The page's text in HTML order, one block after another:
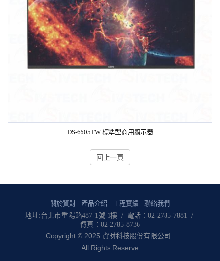
DS-6505TW 標準型商用顯示器
回上一頁
關於資財 產品介紹 工程實績 聯絡我們
地址:台北市重陽路487-1號 1樓 / 電話：02-2785-7881 /
傳真：02-2785-8736
Copyright © 2025 資財科技股份有限公司 .
All Rights Reserve